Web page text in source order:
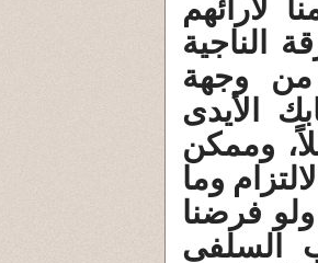
لآرائهم
الناجية
من وجهة
الأيدى
وممكن
وما
فرضنا
السلفى